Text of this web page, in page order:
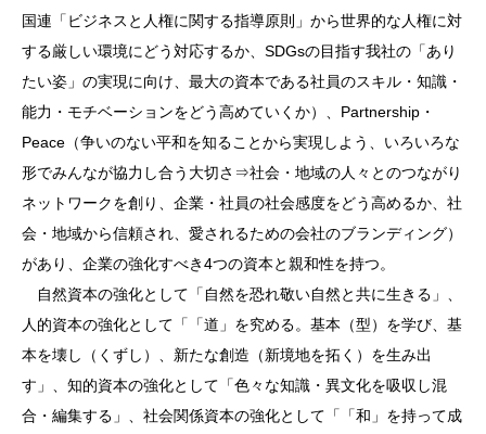
国連「ビジネスと人権に関する指導原則」から世界的な人権に対
する厳しい環境にどう対応するか、SDGsの目指す我社の「あり
たい姿」の実現に向け、最大の資本である社員のスキル・知識・
能力・モチベーションをどう高めていくか）、Partnership・
Peace（争いのない平和を知ることから実現しよう、いろいろな
形でみんなが協力し合う大切さ⇒社会・地域の人々とのつながり
ネットワークを創り、企業・社員の社会感度をどう高めるか、社
会・地域から信頼され、愛されるための会社のブランディング）
があり、企業の強化すべき4つの資本と親和性を持つ。
自然資本の強化として「自然を恐れ敬い自然と共に生きる」、
人的資本の強化として「「道」を究める。基本（型）を学び、基
本を壊し（くずし）、新たな創造（新境地を拓く）を生み出
す」、知的資本の強化として「色々な知識・異文化を吸収し混
合・編集する」、社会関係資本の強化として「「和」を持って成